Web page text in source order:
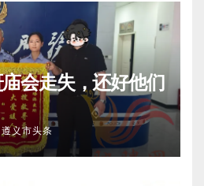
会走失，还好他们
遵义市头条